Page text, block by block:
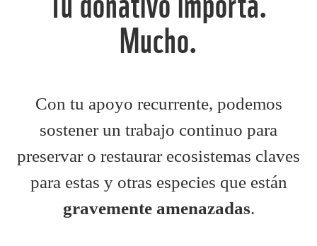
Mucho.
Con tu apoyo recurrente, podemos
sostener un trabajo continuo para
preservar o restaurar ecosistemas claves
para estas y otras especies que están
gravemente amenazadas.